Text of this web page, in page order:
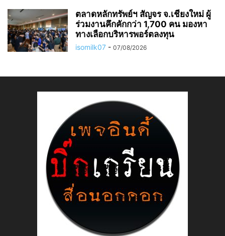
ตลาดหลักทรัพย์ฯ สัญจร จ.เชียงใหม่ ผู้
ร่วมงานคึกคักกว่า 1,700 คน มองหา
ทางเลือกบริหารพอร์ตลงทุน
isomilk07 - 07/08/2026